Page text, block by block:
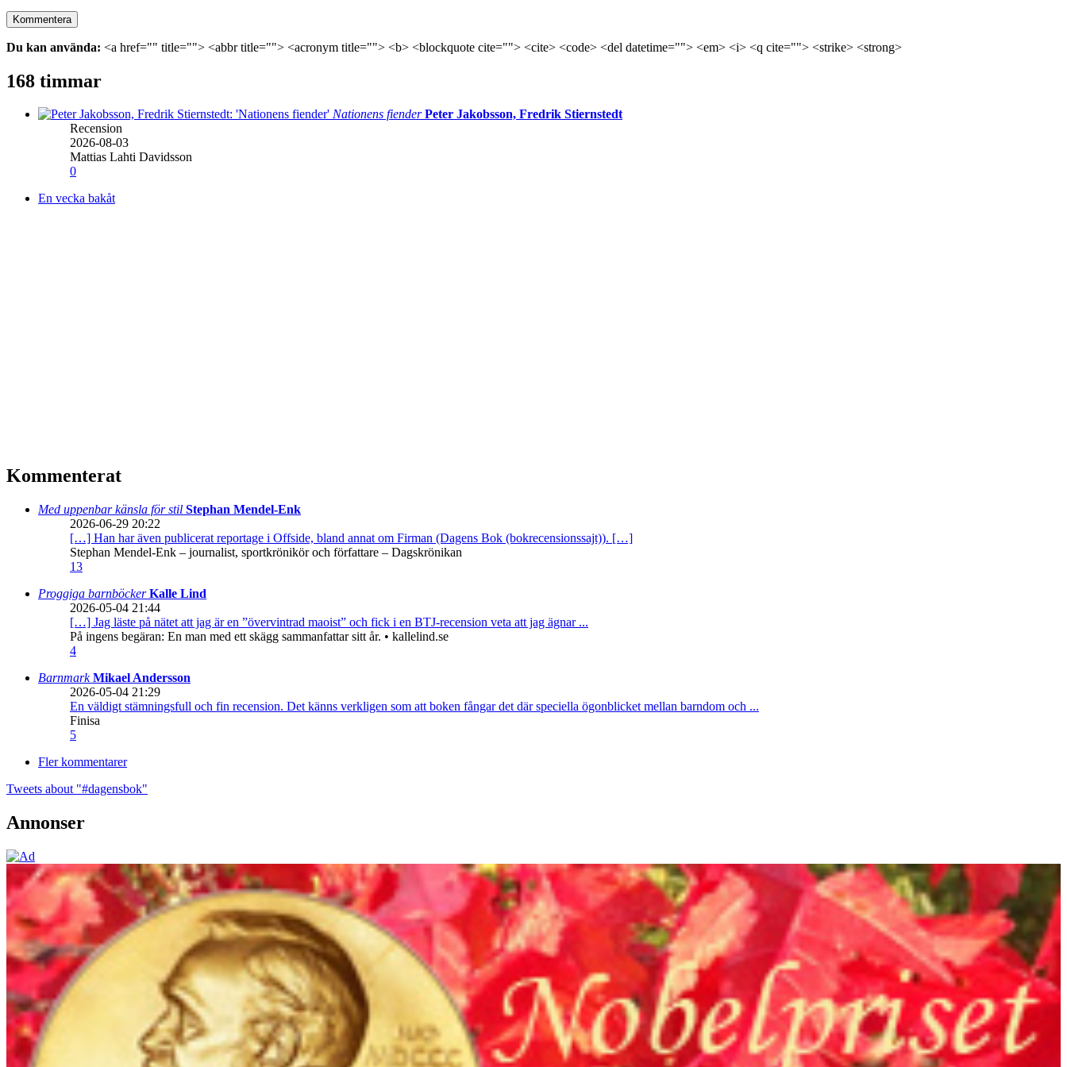
Du kan använda: <a href="" title=""> <abbr title=""> <acronym title=""> <b> <blockquote cite=""> <cite> <code> <del datetime=""> <em> <i> <q cite=""> <strike> <strong>
168 timmar
Nationens fiender Peter Jakobsson, Fredrik Stiernstedt
Recension
2026-08-03
Mattias Lahti Davidsson
0
En vecka bakåt
Kommenterat
Med uppenbar känsla för stil Stephan Mendel-Enk
2026-06-29 20:22
[…] Han har även publicerat reportage i Offside, bland annat om Firman (Dagens Bok (bokrecensionssajt)). […]
Stephan Mendel-Enk – journalist, sportkrönikör och författare – Dagskrönikan
13
Proggiga barnböckerKalle Lind
2026-05-04 21:44
[…] Jag läste på nätet att jag är en ”övervintrad maoist” och fick i en BTJ-recension veta att jag ägnar ...
På ingens begäran: En man med ett skägg sammanfattar sitt år. • kallelind.se
4
BarnmarkMikael Andersson
2026-05-04 21:29
En väldigt stämningsfull och fin recension. Det känns verkligen som att boken fångar det där speciella ögonblicket mellan barndom och ...
Finisa
5
Fler kommentarer
Tweets about "#dagensbok"
Annonser